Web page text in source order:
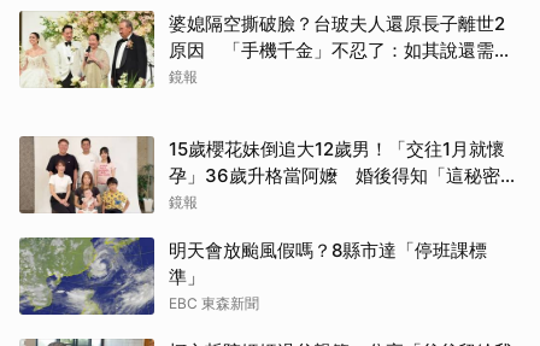
婆媳隔空撕破臉？台玻夫人還原長子離世2
原因 「手機千金」不忍了：如其說還需要
離開嗎？
鏡報
15歲櫻花妹倒追大12歲男！「交往1月就懷
孕」36歲升格當阿嬤 婚後得知「這秘密」
傻眼了
鏡報
明天會放颱風假嗎？8縣市達「停班課標
準」
EBC 東森新聞